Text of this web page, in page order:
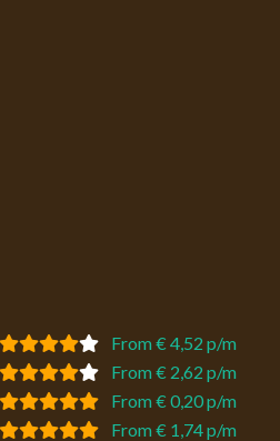
From € 4,52 p/m
From € 2,62 p/m
From € 0,20 p/m
From € 1,74 p/m